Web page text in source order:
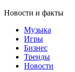
Новости и факты
Музыка
Игры
Бизнес
Тренды
Новости